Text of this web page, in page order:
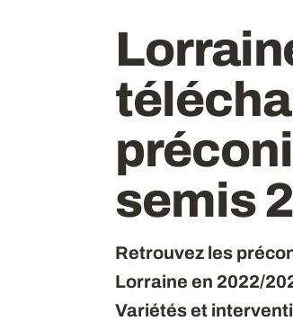
semis
Retrouvez les
Lorraine en 2022/
Variétés et